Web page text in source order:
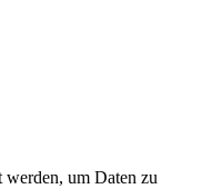
werden, um Daten zu